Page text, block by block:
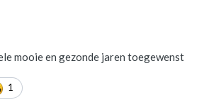
mooie en gezonde jaren toegewenst
1